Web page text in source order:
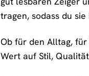
tragen, sodass du
Ob für den Alltag,
Wert auf Stil,